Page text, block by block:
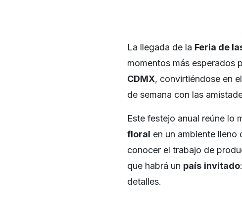
La llegada de la Feria de
momentos más esperados
CDMX, convirtiéndose en
de semana con las
Este festejo anual reúne lo
floral en un ambiente
conocer el trabajo de
que habrá un país invitado:
detalles.